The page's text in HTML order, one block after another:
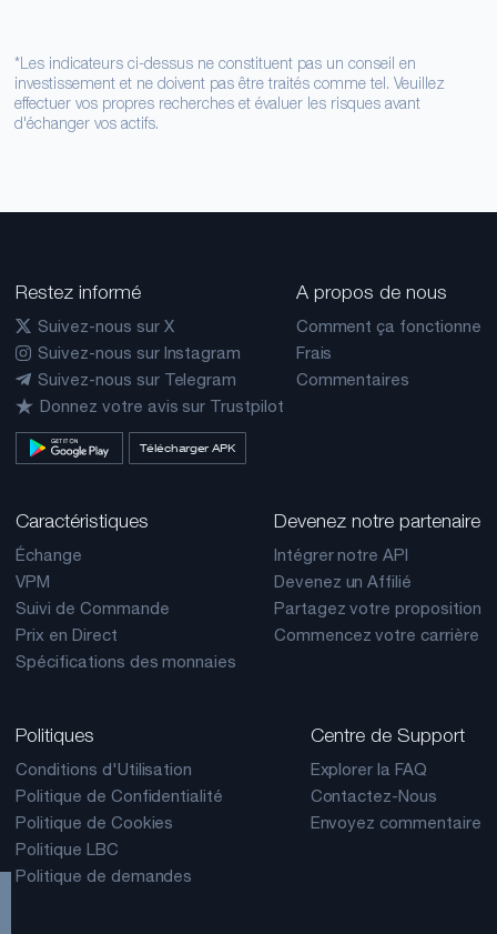
*Les indicateurs ci-dessus ne constituent pas un conseil en
investissement et ne doivent pas être traités comme tel. Veuillez
effectuer vos propres recherches et évaluer les risques avant
d'échanger vos actifs.
Restez informé
Suivez-nous sur X
Suivez-nous sur Instagram
Suivez-nous sur Telegram
Donnez votre avis sur Trustpilot
Télécharger APK
A propos de nous
Comment ça fonctionne
Frais
Commentaires
Caractéristiques
Échange
VPM
Suivi de Commande
Prix en Direct
Spécifications des monnaies
Devenez notre partenaire
Intégrer notre API
Devenez un Affilié
Partagez votre proposition
Commencez votre carrière
Politiques
Conditions d'Utilisation
Politique de Confidentialité
Politique de Cookies
Politique LBC
Politique de demandes
Centre de Support
Explorer la FAQ
Contactez-Nous
Envoyez commentaire